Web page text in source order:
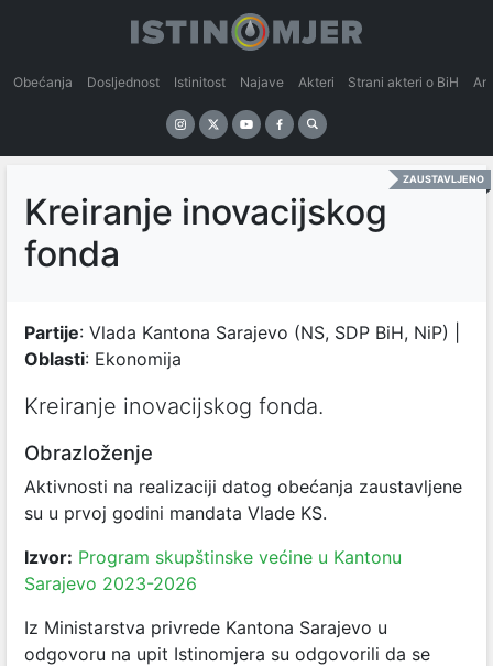
Obećanja Dosljednost Istinitost Najave Akteri Strani akteri o BiH
ZAUSTAVLJENO
Kreiranje inovacijskog
fonda
Partije: Vlada Kantona Sarajevo (NS, SDP BiH, NiP) |
Oblasti: Ekonomija
Kreiranje inovacijskog fonda.
Obrazloženje
Aktivnosti na realizaciji datog obećanja zaustavljene
su u prvoj godini mandata Vlade KS.
Izvor: Program skupštinske većine u Kantonu
Sarajevo 2023-2026
Iz Ministarstva privrede Kantona Sarajevo u
odgovoru na upit Istinomjera su odgovorili da se